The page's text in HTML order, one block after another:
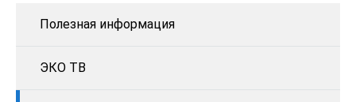
Полезная информация
ЭКО ТВ